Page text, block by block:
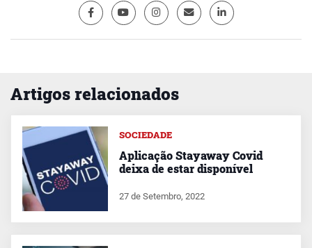
Artigos relacionados
SOCIEDADE
Aplicação Stayaway Covid
deixa de estar disponível
27 de Setembro, 2022